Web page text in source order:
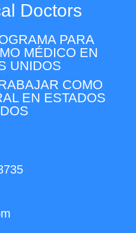
Doctors
PARA
MÉDICO EN
UNIDOS
COMO
EN ESTADOS